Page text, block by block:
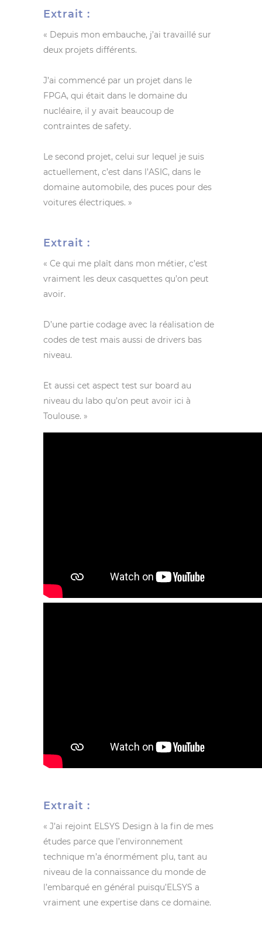
Extrait :
« Depuis mon embauche, j’ai travaillé sur
deux projets différents.
J’ai commencé par un projet dans le
FPGA, qui était dans le domaine du
nucléaire, il y avait beaucoup de
contraintes de safety.
Le second projet, celui sur lequel je suis
actuellement, c’est dans l’ASIC, dans le
domaine automobile, des puces pour des
voitures électriques. »
Extrait :
« Ce qui me plaît dans mon métier, c’est
vraiment les deux casquettes qu’on peut
avoir.
D’une partie codage avec la réalisation de
codes de test mais aussi de drivers bas
niveau.
Et aussi cet aspect test sur board au
niveau du labo qu’on peut avoir ici à
Toulouse. »
Extrait :
« J’ai rejoint ELSYS Design à la fin de mes
études parce que l’environnement
technique m’a énormément plu, tant au
niveau de la connaissance du monde de
l’embarqué en général puisqu’ELSYS a
vraiment une expertise dans ce domaine.